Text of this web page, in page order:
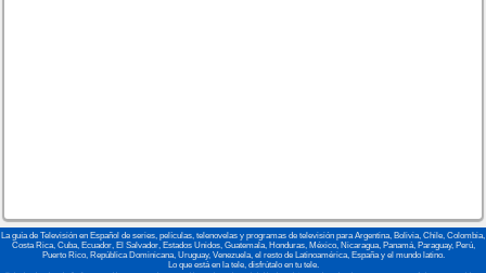
La guía de Televisión en Español de series, películas, telenovelas y programas de televisión para Argentina, Bolivia, Chile, Colombia,
Costa Rica, Cuba, Ecuador, El Salvador, Estados Unidos, Guatemala, Honduras, México, Nicaragua, Panamá, Paraguay, Perú,
Puerto Rico, República Dominicana, Uruguay, Venezuela, el resto de Latinoamérica, España y el mundo latino.
Lo que está en la tele, disfrútalo en tu tele.